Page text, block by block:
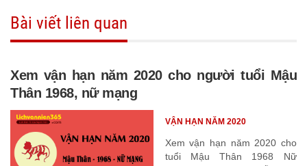
Bài viết liên quan
Xem vận hạn năm 2020 cho người tuổi Mậu
Thân 1968, nữ mạng
Xem vận hạn năm 2020 cho
tuổi Mậu Thân 1968 Nữ
VẬN HẠN NĂM 2020